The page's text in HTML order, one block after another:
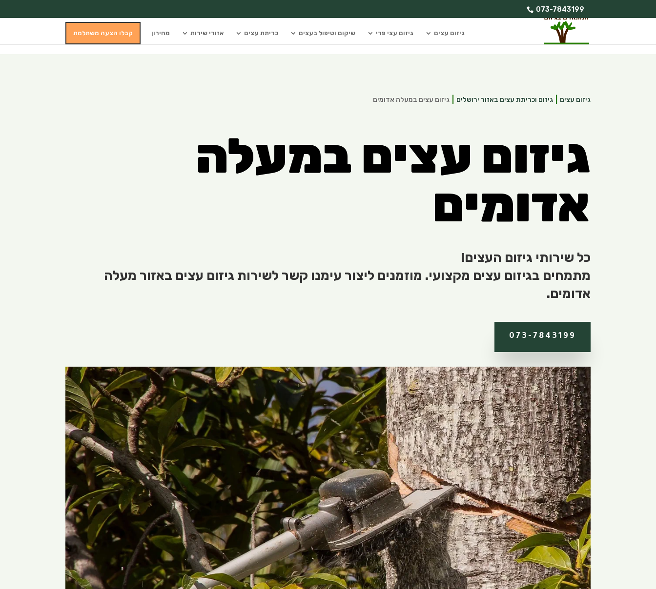
073-7843199
גיזום עצים גיזום עצי פרי שיקום וטיפול בעצים כריתת עצים אזורי שירות מחירון קבלו הצעה משתלמת
גיזום עצים גיזום וכריתת עצים באזור ירושלים גיזום עצים במעלה אדומים
גיזום עצים במעלה
אדומים
כל שירותי גיזום העצים!
מתמחים בגיזום עצים מקצועי. מוזמנים ליצור עימנו קשר לשירות גיזום עצים באזור מעלה
אדומים.
073-7843199